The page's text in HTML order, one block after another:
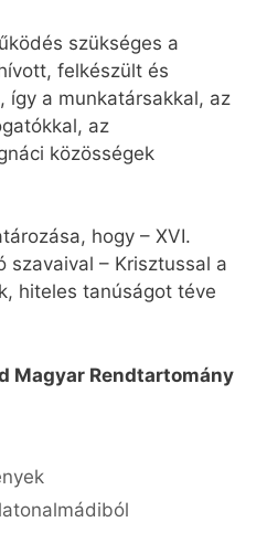
szükséges a
felkészült és
így a munkatársakkal, az
az
közösségek
hogy – XVI.
szavaival – Krisztussal a
hiteles tanúságot téve
Magyar Rendtartomány